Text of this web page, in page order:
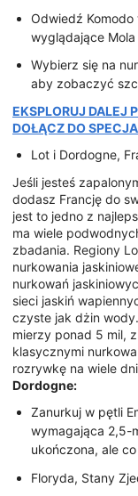
Odwiedź
wyglądające Mola
Wybierz się na
aby zobaczyć
EKSPLORUJ DALEJ
DOŁĄCZ DO
Lot i Dordogne,
Jeśli jesteś
dodasz Francję do
jest to jedno z
ma wiele
zbadania. Regiony
nurkowania
nurkowań
sieci jaskiń
czyste jak dżin
mierzy ponad 5 mil,
klasycznymi
rozrywkę na wiele
Dordogne:
Zanurkuj w pętli
wymagająca 2,5-
ukończona, ale
Floryda, Stany